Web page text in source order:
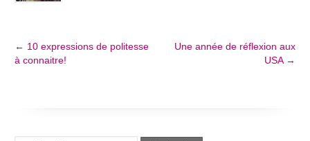
← 10 expressions de politesse
à connaitre!
Une année de réflexion aux
USA →